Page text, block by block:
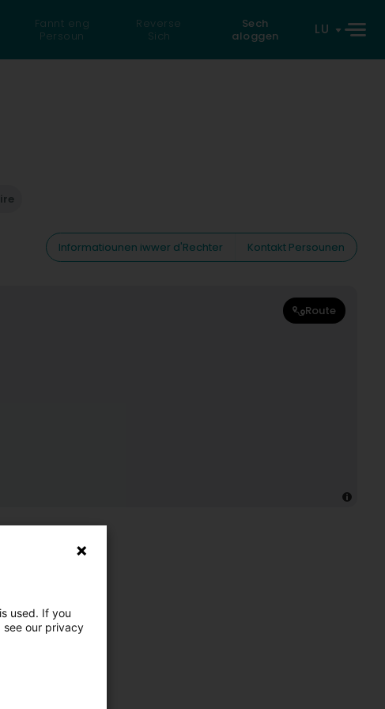
Fannt eng
Persoun
Reverse
Sich
Sech
aloggen
LU
Informatiounen iwwer d'Rechter
Kontakt Persounen
Route
used. If you
see our privacy